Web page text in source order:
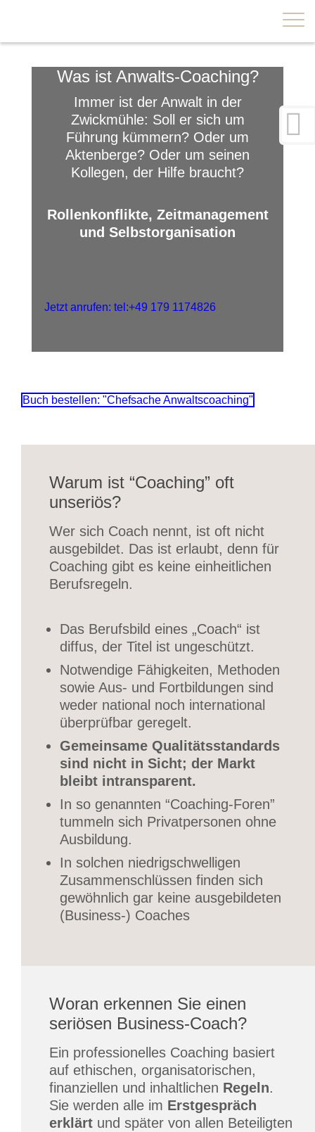
×
Was ist Anwalts-Coaching?
Immer ist der Anwalt in der
Zwickmühle: Soll er sich um
Führung kümmern? Oder um
Aktenberge? Oder um seinen
Kollegen, der Hilfe braucht?
Rollenkonflikte, Zeitmanagement
und Selbstorganisation
Jetzt anrufen: tel:+49 179 1174826
Buch bestellen: "Chefsache Anwaltscoaching"
Warum ist “Coaching” oft
unseriös?
Wer sich Coach nennt, ist oft nicht
ausgebildet. Das ist erlaubt, denn für
Coaching gibt es keine einheitlichen
Berufsregeln.
Das Berufsbild eines „Coach“ ist
diffus, der Titel ist ungeschützt.
Notwendige Fähigkeiten, Methoden
sowie Aus- und Fortbildungen sind
weder national noch international
überprüfbar geregelt.
Gemeinsame Qualitätsstandards
sind nicht in Sicht; der Markt
bleibt intransparent.
In so genannten “Coaching-Foren”
tummeln sich Privatpersonen ohne
Ausbildung.
In solchen niedrigschwelligen
Zusammenschlüssen finden sich
gewöhnlich gar keine ausgebildeten
(Business-) Coaches
Woran erkennen Sie einen
seriösen Business-Coach?
Ein professionelles Coaching basiert
auf ethischen, organisatorischen,
finanziellen und inhaltlichen Regeln.
Sie werden alle im Erstgespräch
erklärt und später von allen Beteiligten